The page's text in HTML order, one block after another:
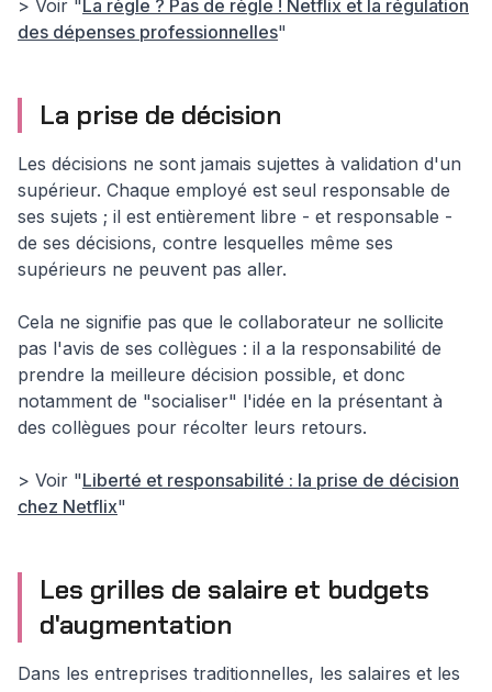
> Voir " La règle ? Pas de règle ! Netflix et la régulation
des dépenses professionnelles"
La prise de décision
Les décisions ne sont jamais sujettes à validation d'un
supérieur. Chaque employé est seul responsable de
ses sujets ; il est entièrement libre - et responsable -
de ses décisions, contre lesquelles même ses
supérieurs ne peuvent pas aller.
Cela ne signifie pas que le collaborateur ne sollicite
pas l'avis de ses collègues : il a la responsabilité de
prendre la meilleure décision possible, et donc
notamment de "socialiser" l'idée en la présentant à
des collègues pour récolter leurs retours.
> Voir "Liberté et responsabilité : la prise de décision
chez Netflix"
Les grilles de salaire et budgets
d'augmentation
Dans les entreprises traditionnelles, les salaires et les